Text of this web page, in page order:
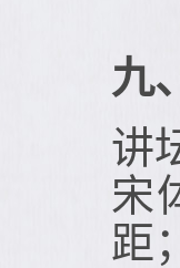
九
讲
宋
距